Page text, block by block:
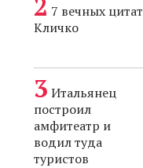
7 вечных цитат
Кличко
Итальянец
построил
амфитеатр и
водил туда
туристов